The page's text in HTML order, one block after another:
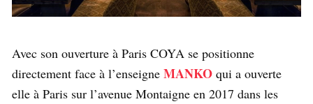
Avec son ouverture à Paris COYA se positionne
directement face à l’enseigne MANKO qui a ouverte
elle à Paris sur l’avenue Montaigne en 2017 dans les